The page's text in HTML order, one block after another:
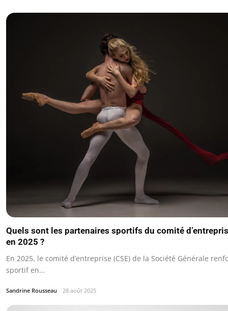
Quels sont les partenaires sportifs du comité
en 2025 ?
En 2025, le comité d’entreprise (CSE) de la Société Générale
sportif en…
Sandrine Rousseau 28 août 2025